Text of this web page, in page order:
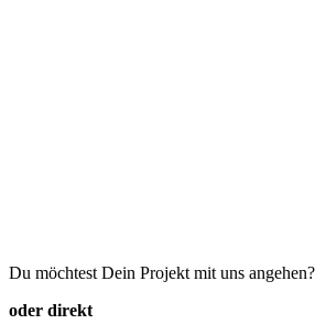
Du möchtest Dein Projekt mit uns
oder direkt